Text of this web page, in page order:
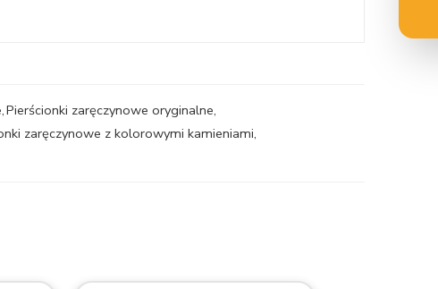
,Pierścionki zaręczynowe oryginalne,
zaręczynowe z kolorowymi kamieniami,